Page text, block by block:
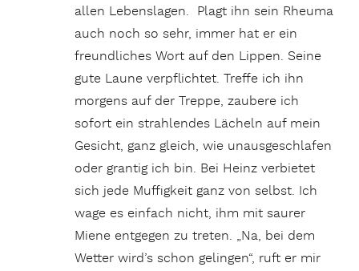
allen Lebenslagen. Plagt ihn sein Rheuma
auch noch so sehr, immer hat er ein
freundliches Wort auf den Lippen. Seine
gute Laune verpflichtet. Treffe ich ihn
morgens auf der Treppe, zaubere ich
sofort ein strahlendes Lächeln auf mein
Gesicht, ganz gleich, wie unausgeschlafen
oder grantig ich bin. Bei Heinz verbietet
sich jede Muffigkeit ganz von selbst. Ich
wage es einfach nicht, ihm mit saurer
Miene entgegen zu treten. „Na, bei dem
Wetter wird’s schon gelingen“, ruft er mir